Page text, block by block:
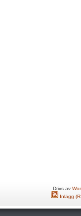
Drivs av
Inlägg